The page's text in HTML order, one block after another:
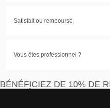
Satisfait ou remboursé
Vous êtes professionnel ?
BÉNÉFICIEZ DE 10% DE